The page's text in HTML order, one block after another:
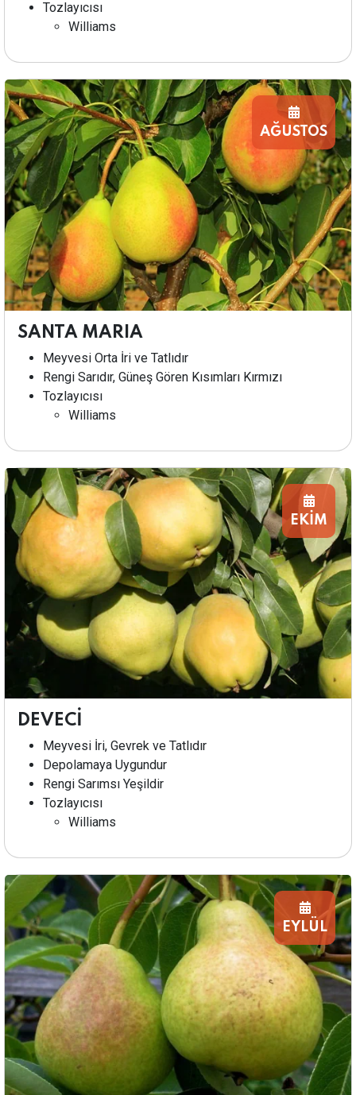
Tozlayıcısı
Williams
AĞUSTOS
SANTA MARIA
Meyvesi Orta İri ve Tatlıdır
Rengi Sarıdır, Güneş Gören Kısımları Kırmızı
Tozlayıcısı
Williams
EKİM
DEVECİ
Meyvesi İri, Gevrek ve Tatlıdır
Depolamaya Uygundur
Rengi Sarımsı Yeşildir
Tozlayıcısı
Williams
EYLÜL